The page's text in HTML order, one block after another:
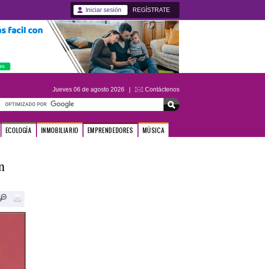
Iniciar sesión REGÍSTRATE
Jueves 06 de agosto 2026 | Contáctenos
ECOLOGÍA INMOBILIARIO EMPRENDEDORES MÚSICA